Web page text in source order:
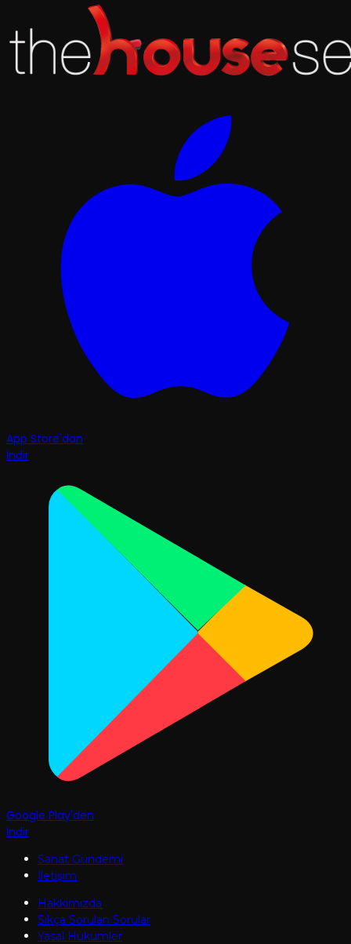
App Store'dan
İndir
Google Play'den
İndir
Sanat Gündemi
İletişim
Hakkımızda
Sıkça Sorulan Sorular
Yasal Hükümler